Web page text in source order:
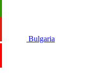
Bulgaria